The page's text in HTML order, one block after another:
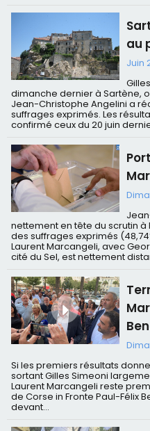
au
Juin
dimanche dernier à Sartène,
Jean-Christophe Angelini a
suffrages exprimés. Les
confirmé ceux du 20 juin
nettement en tête du scrutin à
des suffrages exprimés
Laurent Marcangeli, avec
cité du Sel, est nettement
Si les premiers résultats
sortant Gilles Simeoni
Laurent Marcangeli reste
de Corse in Fronte Paul-Félix
devant...